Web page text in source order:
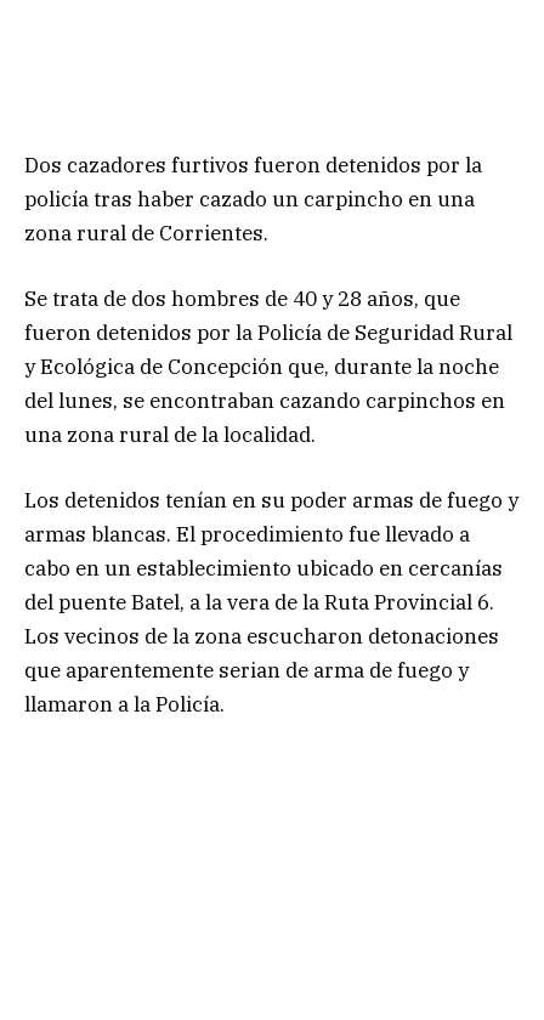
Dos cazadores furtivos fueron detenidos por la
policía tras haber cazado un carpincho en una
zona rural de Corrientes.
Se trata de dos hombres de 40 y 28 años, que
fueron detenidos por la Policía de Seguridad Rural
y Ecológica de Concepción que, durante la noche
del lunes, se encontraban cazando carpinchos en
una zona rural de la localidad.
Los detenidos tenían en su poder armas de fuego y
armas blancas. El procedimiento fue llevado a
cabo en un establecimiento ubicado en cercanías
del puente Batel, a la vera de la Ruta Provincial 6.
Los vecinos de la zona escucharon detonaciones
que aparentemente serian de arma de fuego y
llamaron a la Policía.